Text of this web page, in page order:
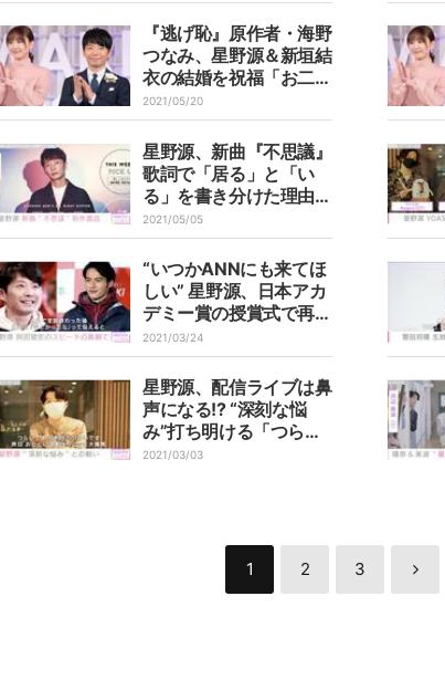
『逃げ恥』原作者・海野
つなみ、星野源＆新垣結
衣の結婚を祝福「お二人
の幸せと健康を、心から
願っています」
2021/05/20
星野源、新曲『不思議』
歌詞で「居る」と「い
る」を書き分けた理由明
かす
2021/05/05
“いつかANNにも来てほ
しい” 星野源、日本アカ
デミー賞の授賞式で再会
した岡田健史に、ラジオ
での共演を呼びかけ
2021/03/24
星野源、配信ライブは鼻
声になる!? “深刻な悩
み”打ち明ける「つらい
です、花粉症がつらいで
2021/03/03
1 2 3